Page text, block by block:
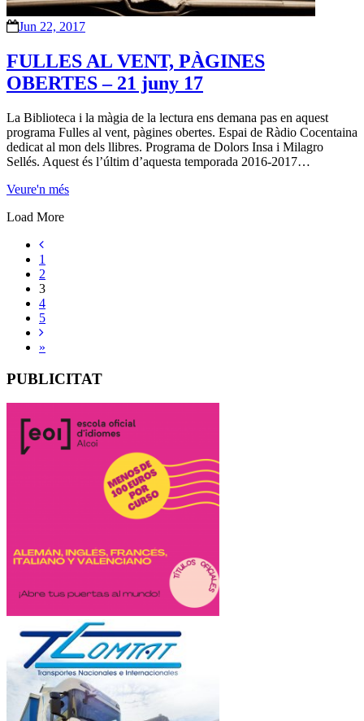
Jun 22, 2017
FULLES AL VENT, PÀGINES
OBERTES – 21 juny 17
La Biblioteca i la màgia de la lectura ens demana pas en aquest
programa Fulles al vent, pàgines obertes. Espai de Ràdio Cocentaina
dedicat al mon dels llibres. Programa de Dolors Insa i Milagro
Sellés. Aquest és l’últim d’aquesta temporada 2016-2017…
Veure'n més
Load More
1
2
3
4
5
»
PUBLICITAT